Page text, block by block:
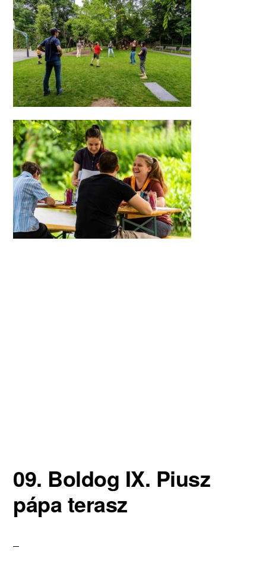
09. Boldog IX. Piusz
pápa terasz